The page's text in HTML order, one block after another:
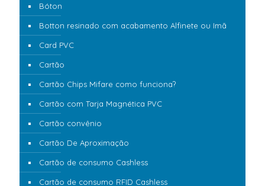
Bóton
Botton resinado com acabamento Alfinete ou Imã
Card PVC
Cartão
Cartão Chips Mifare como funciona?
Cartão com Tarja Magnética PVC
Cartão convênio
Cartão De Aproximação
Cartão de consumo Cashless
Cartão de consumo RFID Cashless